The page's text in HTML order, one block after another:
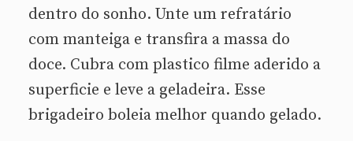
dentro do sonho. Unte um refratário
com manteiga e transfira a massa do
doce. Cubra com plastico filme aderido a
superficie e leve a geladeira. Esse
brigadeiro boleia melhor quando gelado.